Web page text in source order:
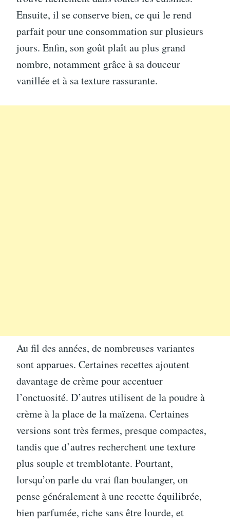
Ensuite, il se conserve bien, ce qui le rend
parfait pour une consommation sur plusieurs
jours. Enfin, son goût plaît au plus grand
nombre, notamment grâce à sa douceur
vanillée et à sa texture rassurante.
Au fil des années, de nombreuses variantes
sont apparues. Certaines recettes ajoutent
davantage de crème pour accentuer
l’onctuosité. D’autres utilisent de la poudre à
crème à la place de la maïzena. Certaines
versions sont très fermes, presque compactes,
tandis que d’autres recherchent une texture
plus souple et tremblotante. Pourtant,
lorsqu’on parle du vrai flan boulanger, on
pense généralement à une recette équilibrée,
bien parfumée, riche sans être lourde, et